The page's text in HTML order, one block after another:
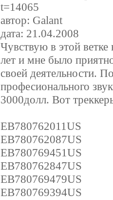
t=14065
автор: Galant
дата: 21.04.2008
Чувствую в этой
лет и мне было
своей деятельности.
професионального
3000долл. Вот
EB780762011US
EB780762087US
EB780769451US
EB780762847US
EB780769479US
EB780769394US